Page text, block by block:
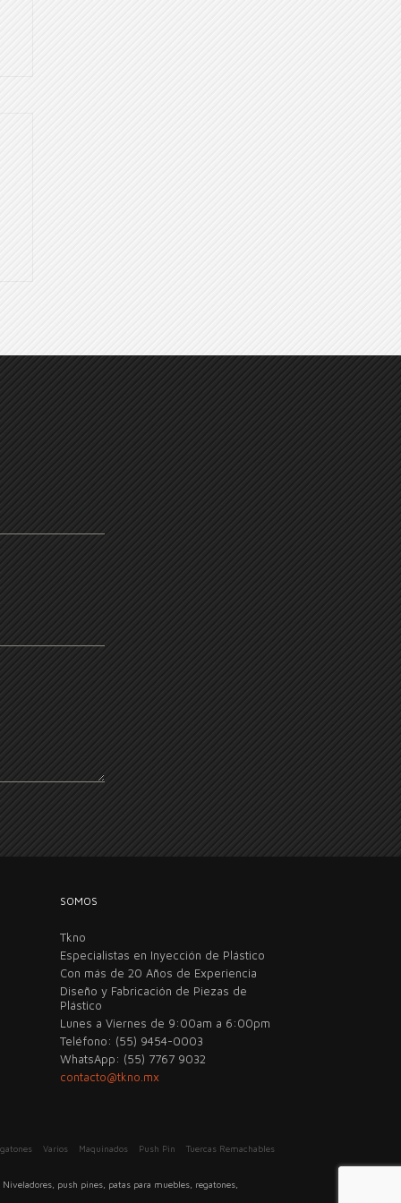
SOMOS
Tkno
Especialistas en Inyección de Plástico
Con más de 20 Años de Experiencia
Diseño y Fabricación de Piezas de
Plástico
Lunes a Viernes de 9:00am a 6:00pm
Teléfono: (55) 9454-0003
WhatsApp: (55) 7767 9032
contacto@tkno.mx
Varios Maquinados Push Pin Tuercas Remachables
push pines, patas para muebles, regatones,